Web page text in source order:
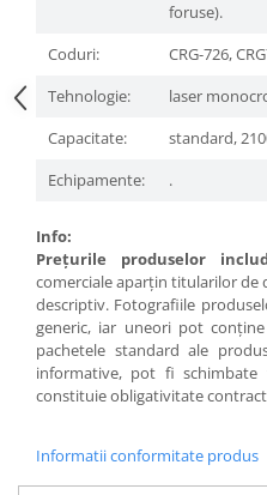
foruse).
Coduri:
CRG-726,
Tehnologie:
laser
Capacitate:
standard,
Echipamente:
.
Info:
Preţurile produselor
comerciale aparţin titularilor de
descriptiv. Fotografiile
generic, iar uneori pot
pachetele standard ale
informative, pot fi schimbate
constituie obligativitate
Informatii conformitate produs